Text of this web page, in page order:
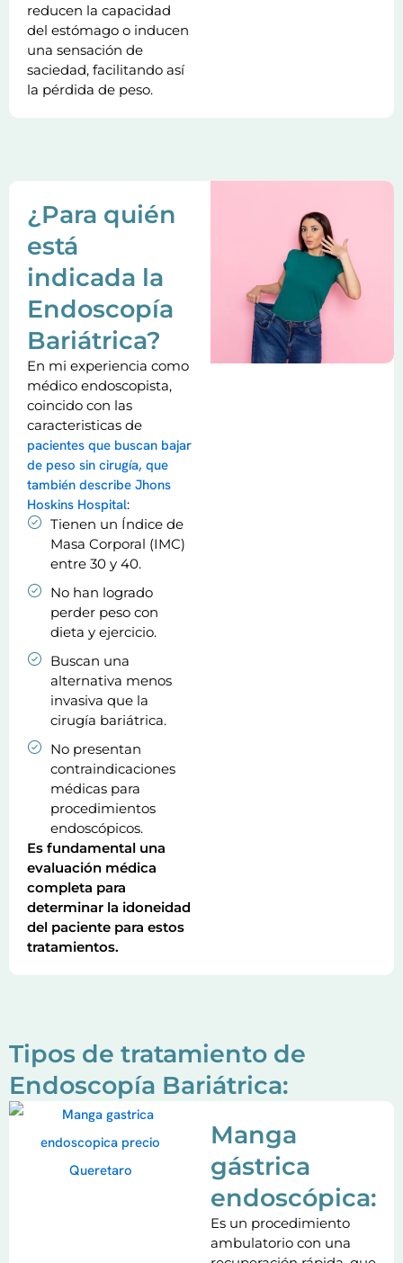
reducen la capacidad
del estómago o inducen
una sensación de
saciedad, facilitando así
la pérdida de peso.
¿Para quién
está
indicada la
Endoscopía
Bariátrica?
En mi experiencia como
médico endoscopista,
coincido con las
caracteristicas de
pacientes que buscan bajar
de peso sin cirugía, que
también describe Jhons
Hoskins Hospital:
Tienen un Índice de
Masa Corporal (IMC)
entre 30 y 40.
No han logrado
perder peso con
dieta y ejercicio.
Buscan una
alternativa menos
invasiva que la
cirugía bariátrica.
No presentan
contraindicaciones
médicas para
procedimientos
endoscópicos.
Es fundamental una
evaluación médica
completa para
determinar la idoneidad
del paciente para estos
tratamientos.
Tipos de tratamiento de
Endoscopía Bariátrica:
Manga
gástrica
endoscópica:
Es un procedimiento
ambulatorio con una